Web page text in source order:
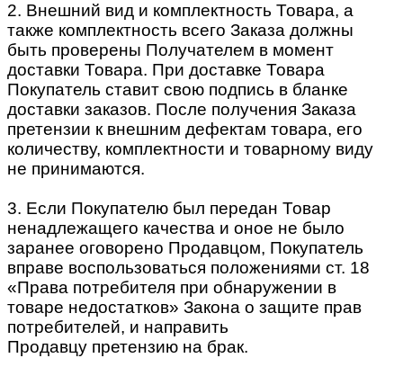
2. Внешний вид и комплектность Товара, а
также комплектность всего Заказа должны
быть проверены Получателем в момент
доставки Товара. При доставке Товара
Покупатель ставит свою подпись в бланке
доставки заказов. После получения Заказа
претензии к внешним дефектам товара, его
количеству, комплектности и товарному виду
не принимаются.
3. Если Покупателю был передан Товар
ненадлежащего качества и оное не было
заранее оговорено Продавцом, Покупатель
вправе воспользоваться положениями ст. 18
«Права потребителя при обнаружении в
товаре недостатков» Закона о защите прав
потребителей, и направить
Продавцу претензию на брак.